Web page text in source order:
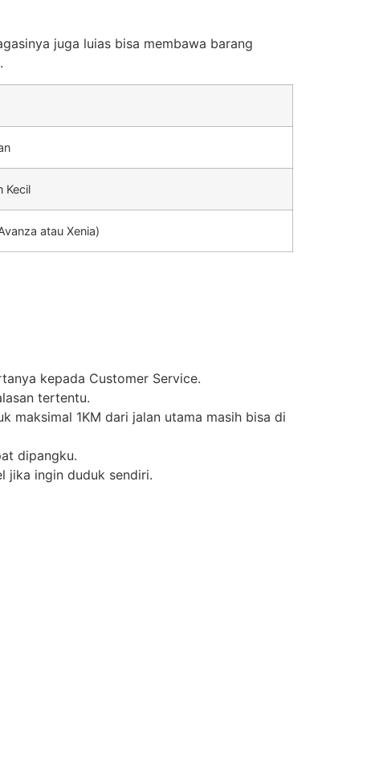
juga luias bisa membawa barang
Kecil
atau Xenia)
kepada Customer Service.
tertentu.
maksimal 1KM dari jalan utama masih bisa di
dipangku.
jika ingin duduk sendiri.